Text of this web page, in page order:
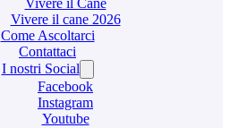
Vivere il Cane
Vivere il cane 2026
Come Ascoltarci
Contattaci
I nostri Social
Facebook
Instagram
Youtube